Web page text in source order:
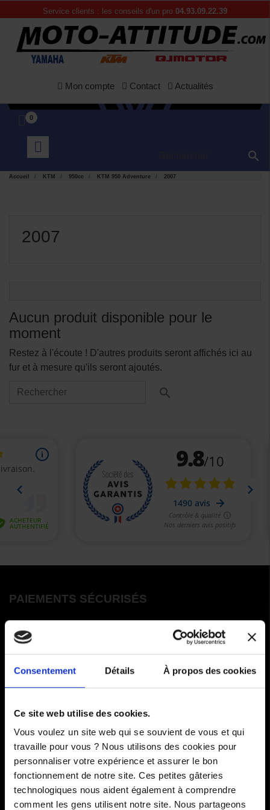
Consentement Détails À propos des cookies
Ce site web utilise des cookies.
Vous voulez un site web qui se souvient de vous et qui
travaille pour vous ? Nous utilisons des cookies pour
personnaliser votre expérience et assurer le bon
fonctionnement de notre site. Ces petites gâteries
technologiques nous aident également à comprendre
comment les gens utilisent notre site. Nous partageons
Service clients : les conseils d'un pro 04.93.09.22.39
Mon compte Contact Actualités
0

Accueil KTM 950cc KTM 950 Adventure 2007
2007
Aucun produit disponible pour le
moment
Restez à l'écoute ! D'autres produits seront affichés ici au
fur et à mesure qu'ils seront ajoutés.

PAIEMENTS SÉCURISÉS
Paiement en 3 ou 4 fois
Paiements
Livraisons
Comment renvoyer des articles
SAV